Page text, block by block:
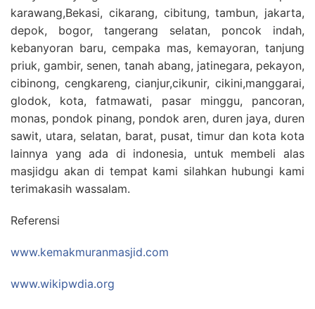
karawang,Bekasi, cikarang, cibitung, tambun, jakarta,
depok, bogor, tangerang selatan, poncok indah,
kebanyoran baru, cempaka mas, kemayoran, tanjung
priuk, gambir, senen, tanah abang, jatinegara, pekayon,
cibinong, cengkareng, cianjur,cikunir, cikini,manggarai,
glodok, kota, fatmawati, pasar minggu, pancoran,
monas, pondok pinang, pondok aren, duren jaya, duren
sawit, utara, selatan, barat, pusat, timur dan kota kota
lainnya yang ada di indonesia, untuk membeli alas
masjidgu akan di tempat kami silahkan hubungi kami
terimakasih wassalam.
Referensi
www.kemakmuranmasjid.com
www.wikipwdia.org